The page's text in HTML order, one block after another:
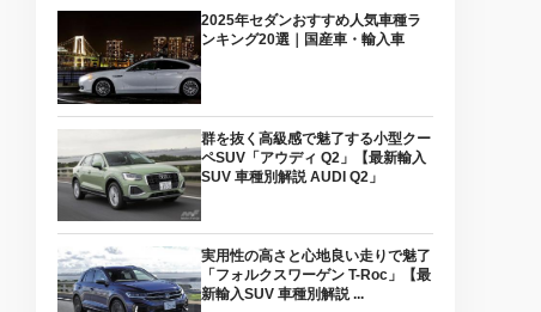
2025年セダンおすすめ人気車種ラ
ンキング20選｜国産車・輸入車
群を抜く高級感で魅了する小型クー
ペSUV「アウディ Q2」【最新輸入
SUV 車種別解説 AUDI Q2」
実用性の高さと心地良い走りで魅了
「フォルクスワーゲン T-Roc」【最
新輸入SUV 車種別解説 ...